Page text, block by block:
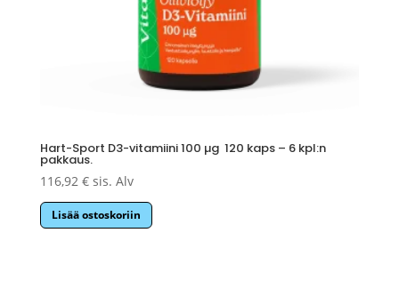
Hart-Sport D3-vitamiini 100 µg 120 kaps – 6 kpl:n
pakkaus.
116,92 € sis. Alv
Lisää ostoskoriin